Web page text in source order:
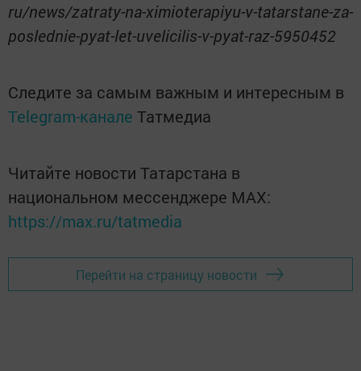
ru/news/zatraty-na-ximioterapiyu-v-tatarstane-za-
poslednie-pyat-let-uvelicilis-v-pyat-raz-5950452
Следите за самым важным и интересным в
Telegram-канале Татмедиа
Читайте новости Татарстана в
национальном мессенджере MАХ:
https://max.ru/tatmedia
Перейти на страницу новости